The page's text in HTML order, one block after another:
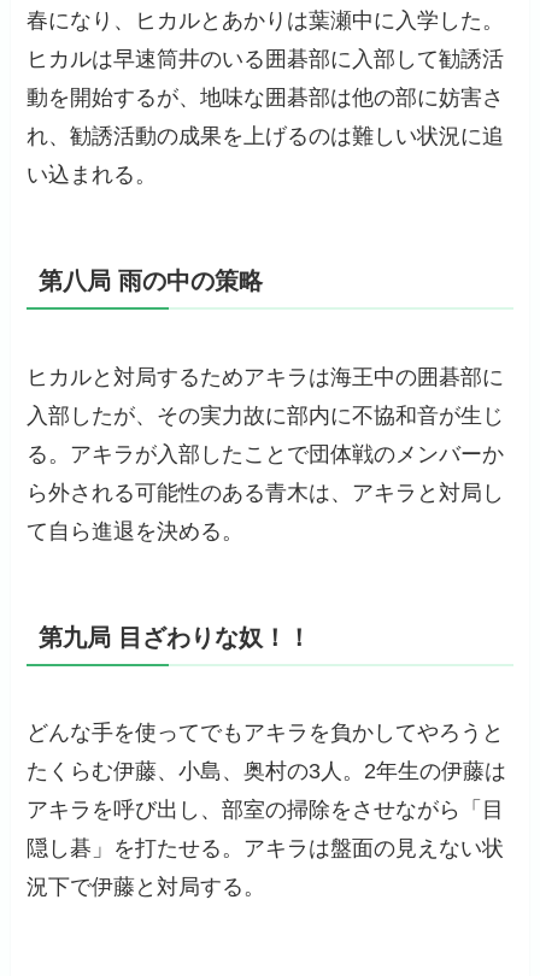
春になり、ヒカルとあかりは葉瀬中に入学した。
ヒカルは早速筒井のいる囲碁部に入部して勧誘活
動を開始するが、地味な囲碁部は他の部に妨害さ
れ、勧誘活動の成果を上げるのは難しい状況に追
い込まれる。
第八局 雨の中の策略
ヒカルと対局するためアキラは海王中の囲碁部に
入部したが、その実力故に部内に不協和音が生じ
る。アキラが入部したことで団体戦のメンバーか
ら外される可能性のある青木は、アキラと対局し
て自ら進退を決める。
第九局 目ざわりな奴！！
どんな手を使ってでもアキラを負かしてやろうと
たくらむ伊藤、小島、奥村の3人。2年生の伊藤は
アキラを呼び出し、部室の掃除をさせながら「目
隠し碁」を打たせる。アキラは盤面の見えない状
況下で伊藤と対局する。